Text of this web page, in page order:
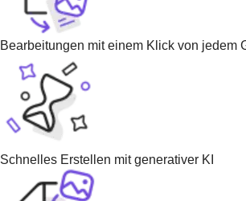
Bearbeitungen mit einem Klick von jedem
Schnelles Erstellen mit generativer KI